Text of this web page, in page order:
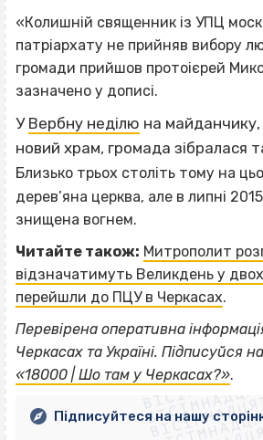
«Колишній священник із УПЦ
патріархату не прийняв вибору
громади прийшов протоієрей
зазначено у дописі.
У Вербну неділю на
новий храм, громада зібралася
Близько трьох століть тому на
дерев’яна церква, але в липні
знищена вогнем.
Читайте також: Митрополит
відзначатимуть Великдень у
перейшли до ПЦУ в Черкасах.
Перевірена оперативна
Черкасах та Україні. Підписуйся на
«18000 | Шо там у Черкасах?».
Підписуйтеся на нашу